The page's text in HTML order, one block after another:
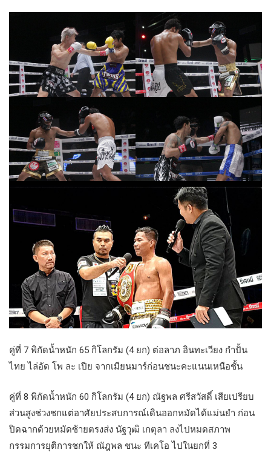
คู่ที่ 7 พิกัดน้ำหนัก 65 กิโลกรัม (4 ยก) ต่อลาภ อินทะเวียง กำปั้น
ไทย ไล่อัด โพ ละ เปีย จากเมียนมาร์ก่อนชนะคะแนนเหนือชั้น
คู่ที่ 8 พิกัดน้ำหนัก 60 กิโลกรัม (4 ยก) ณัฐพล ศรีสวัสดิ์ เสียเปรียบ
ส่วนสูงช่วงชกแต่อาศัยประสบการณ์เดินออกหมัดได้แม่นยำ ก่อน
ปิดฉากด้วยหมัดซ้ายตรงส่ง นัฐวุฒิ เกตุลา ลงไปหมดสภาพ
กรรมการยุติการชกให้ ณัฎพล ชนะ ทีเคโอ ไปในยกที่ 3